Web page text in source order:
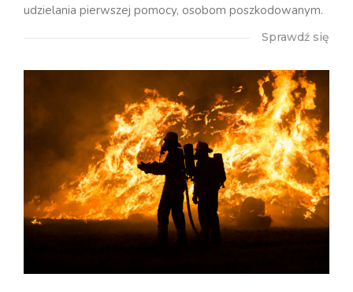
udzielania pierwszej pomocy, osobom poszkodowanym.
Sprawdź się